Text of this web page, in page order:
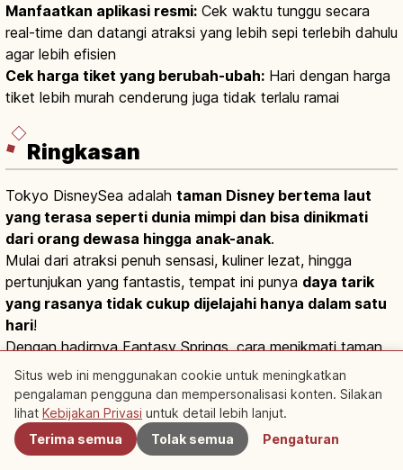
Manfaatkan aplikasi resmi: Cek waktu tunggu secara
real-time dan datangi atraksi yang lebih sepi terlebih dahulu
agar lebih efisien
Cek harga tiket yang berubah-ubah: Hari dengan harga
tiket lebih murah cenderung juga tidak terlalu ramai
Ringkasan
Tokyo DisneySea adalah taman Disney bertema laut
yang terasa seperti dunia mimpi dan bisa dinikmati
dari orang dewasa hingga anak-anak.
Mulai dari atraksi penuh sensasi, kuliner lezat, hingga
pertunjukan yang fantastis, tempat ini punya daya tarik
yang rasanya tidak cukup dijelajahi hanya dalam satu
hari!
Dengan hadirnya Fantasy Springs, cara menikmati taman
ini pun kini semakin beragam.
Terdekat
Situs web ini menggunakan cookie untuk meningkatkan
pengalaman pengguna dan mempersonalisasi konten. Silakan
lihat Kebijakan Privasi untuk detail lebih lanjut.
Terima semua
Tolak semua Pengaturan